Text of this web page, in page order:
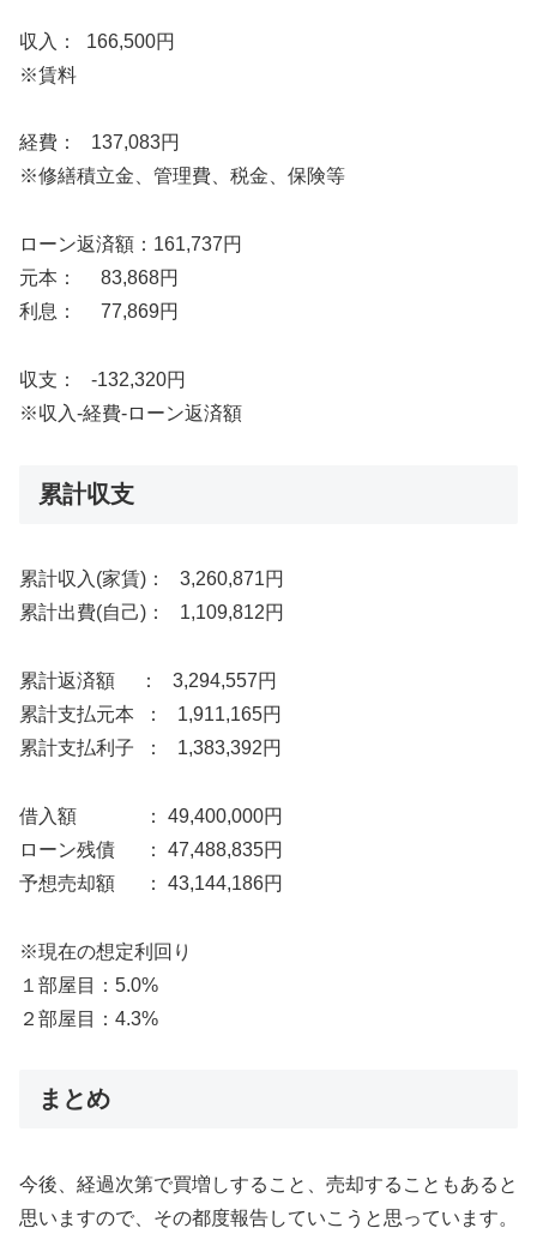
収入： 166,500円
※賃料
経費： 137,083円
※修繕積立金、管理費、税金、保険等
ローン返済額：161,737円
元本： 83,868円
利息： 77,869円
収支： -132,320円
※収入-経費-ローン返済額
累計収支
累計収入(家賃)： 3,260,871円
累計出費(自己)： 1,109,812円
累計返済額 ： 3,294,557円
累計支払元本 ： 1,911,165円
累計支払利子 ： 1,383,392円
借入額 ： 49,400,000円
ローン残債 ： 47,488,835円
予想売却額 ： 43,144,186円
※現在の想定利回り
１部屋目：5.0%
２部屋目：4.3%
まとめ
今後、経過次第で買増しすること、売却することもあると
思いますので、その都度報告していこうと思っています。